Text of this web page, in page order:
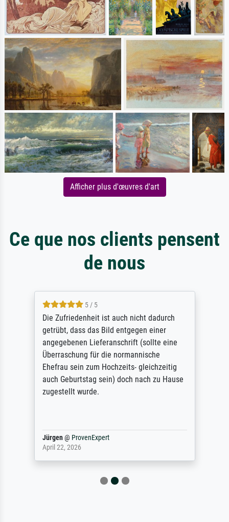
Afficher plus d'œuvres d'art
Ce que nos clients pensent
de nous
5 / 5
Die Zufriedenheit ist auch nicht dadurch
getrübt, dass das Bild entgegen einer
angegebenen Lieferanschrift (sollte eine
Überraschung für die normannische
Ehefrau sein zum Hochzeits- gleichzeitig
auch Geburtstag sein) doch nach zu Hause
zugestellt wurde.
Jürgen@ ProvenExpert
April 22, 2026